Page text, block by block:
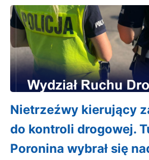
Nietrzeźwy kierujący
do kontroli drogowej.
Poronina wybrał się